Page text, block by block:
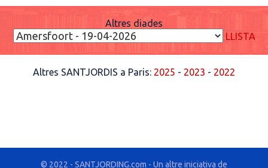
Altres diades
LLISTA
Altres SANTJORDIS a Paris: 2025 - 2023 - 2022
© 2022 - SANTJORDING.com - Un altre iniciativa de